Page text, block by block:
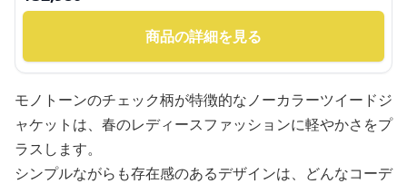
商品の詳細を見る
モノトーンのチェック柄が特徴的なノーカラーツイードジ
ャケットは、春のレディースファッションに軽やかさをプ
ラスします。
シンプルながらも存在感のあるデザインは、どんなコーデ